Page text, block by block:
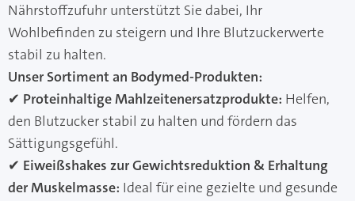
Nährstoffzufuhr unterstützt Sie dabei, Ihr
Wohlbefinden zu steigern und Ihre Blutzuckerwerte
stabil zu halten.
Unser Sortiment an Bodymed-Produkten:
✔ Proteinhaltige Mahlzeitenersatzprodukte: Helfen,
den Blutzucker stabil zu halten und fördern das
Sättigungsgefühl.
✔ Eiweißshakes zur Gewichtsreduktion & Erhaltung
der Muskelmasse: Ideal für eine gezielte und gesunde